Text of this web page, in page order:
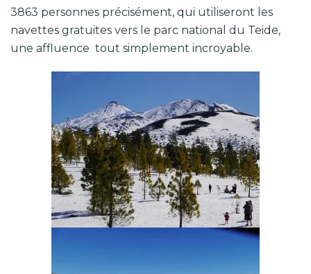
3863 personnes précisément, qui utiliseront les
navettes gratuites vers le parc national du Teide,
une affluence tout simplement incroyable.
La neige est présente dès 1400,
au pied du volcan Teide.